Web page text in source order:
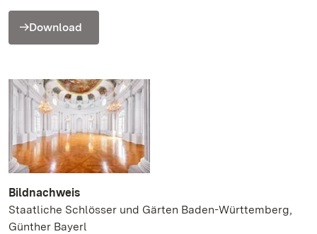
Download
Bildnachweis
Staatliche Schlösser und Gärten Baden-Württemberg,
Günther Bayerl